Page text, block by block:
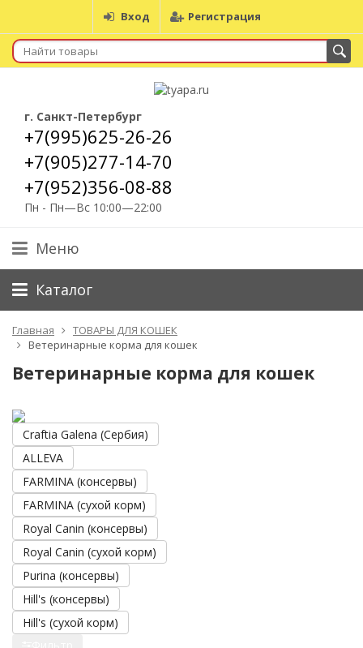
Вход Регистрация
г. Санкт-Петербург
+7(995)625-26-26
+7(905)277-14-70
+7(952)356-08-88
Пн - Пн—Вс 10:00—22:00
Меню
Каталог
Главная
ТОВАРЫ ДЛЯ КОШЕК
Ветеринарные корма для кошек
Ветеринарные корма для кошек
Craftia Galena (Сербия)
ALLEVA
FARMINA (консервы)
FARMINA (сухой корм)
Royal Canin (консервы)
Royal Canin (сухой корм)
Purina (консервы)
Hill's (консервы)
Hill's (сухой корм)